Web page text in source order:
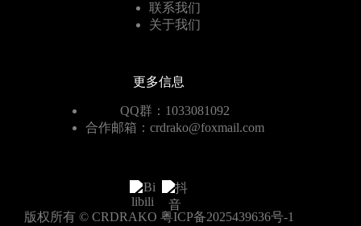
联系我们
关于我们
更多信息
QQ群：1033081092
合作邮箱：crdrako@foxmail.com
版权所有 © CRDRAKO 粤ICP备2025439636号-1